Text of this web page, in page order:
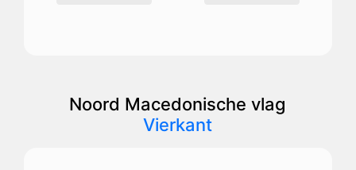
Noord Macedonische vlag
Vierkant